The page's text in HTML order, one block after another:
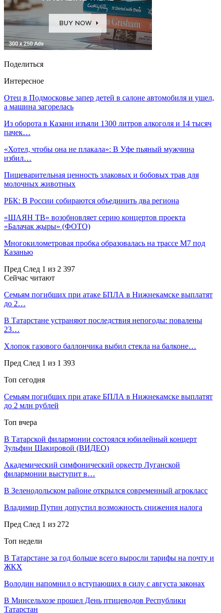
Поделиться
Интересное
Отец в Подмосковье запер детей в салоне автомобиля и ушел,
а машина загорелась
Из оборота в Казани изъяли 1300 литров алкоголя и 14 тысяч
пачек…
«Хотел, чтобы она не плакала»: В Уфе пьяный мужчина
избил…
Пищеварительная ценность злаковых и бобовых трав для
молочных животных
РБК: В России собираются объединить два региона
«ШАЯН ТВ» возобновляет серию концертов проекта
«Балачак җыры» (ФОТО)
Многокилометровая пробка образовалась на трассе М7 под
Казанью
Пред След 1 из 2 397
Сейчас читают
Семьям погибших при атаке БПЛА в Нижнекамске выплатят
до 2…
В Татарстане устраняют последствия непогоды: повалены
23…
Хлопок газового баллончика выбил стекла на балконе…
Пред След 1 из 1 393
Топ сегодня
Семьям погибших при атаке БПЛА в Нижнекамске выплатят
до 2 млн рублей
Топ вчера
В Татарской филармонии состоялся юбилейный концерт
Зульфии Шакировой (ВИДЕО)
Академический симфонический оркестр Луганской
филармонии выступит в…
В Зеленодольском районе открылся современный агрокласс
Владимир Путин допустил возможность снижения налога
Пред След 1 из 272
Топ недели
В Татарстане за год больше всего выросли тарифы на почту и
ЖКХ
Володин напомнил о вступающих в силу с августа законах
В Минсельхозе прошел День птицеводов Республики
Татарстан